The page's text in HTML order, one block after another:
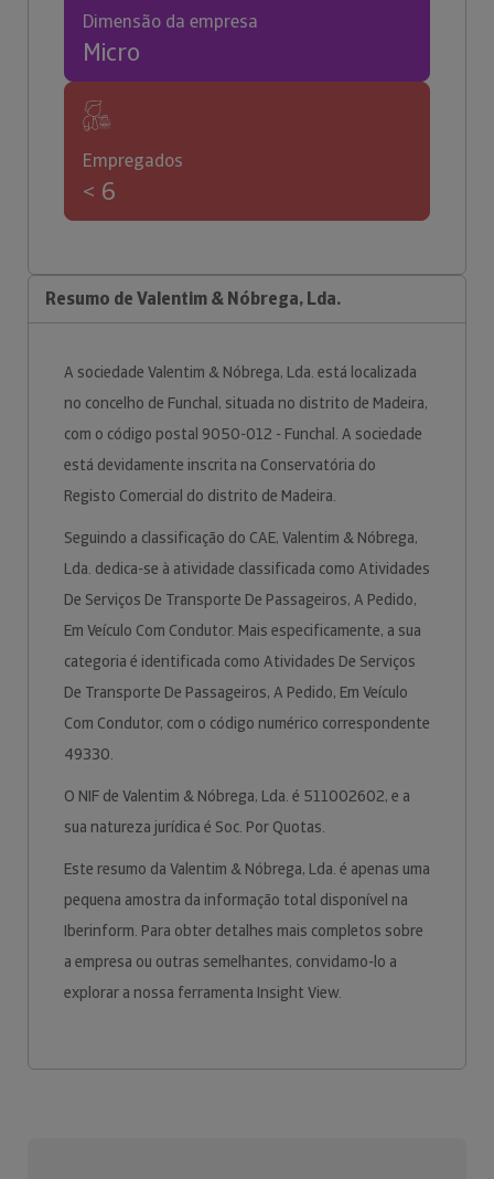
Dimensão da empresa
Micro
Empregados
< 6
Resumo de Valentim & Nóbrega, Lda.
A sociedade Valentim & Nóbrega, Lda. está localizada
no concelho de Funchal, situada no distrito de Madeira,
com o código postal 9050-012 - Funchal. A sociedade
está devidamente inscrita na Conservatória do
Registo Comercial do distrito de Madeira.
Seguindo a classificação do CAE, Valentim & Nóbrega,
Lda. dedica-se à atividade classificada como Atividades
De Serviços De Transporte De Passageiros, A Pedido,
Em Veículo Com Condutor. Mais especificamente, a sua
categoria é identificada como Atividades De Serviços
De Transporte De Passageiros, A Pedido, Em Veículo
Com Condutor, com o código numérico correspondente
49330.
O NIF de Valentim & Nóbrega, Lda. é 511002602, e a
sua natureza jurídica é Soc. Por Quotas.
Este resumo da Valentim & Nóbrega, Lda. é apenas uma
pequena amostra da informação total disponível na
Iberinform. Para obter detalhes mais completos sobre
a empresa ou outras semelhantes, convidamo-lo a
explorar a nossa ferramenta Insight View.